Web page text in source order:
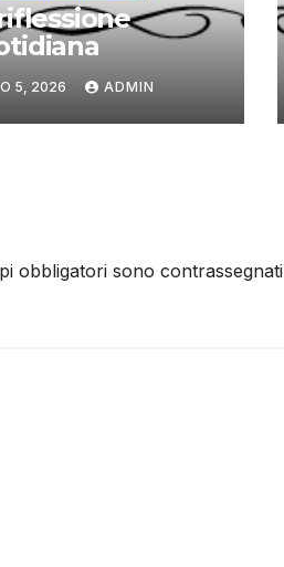
5, 2026 ADMIN
obbligatori sono contrassegnati